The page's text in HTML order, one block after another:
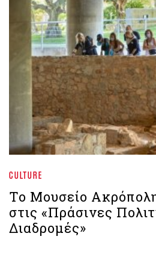
CULTURE
Το Μουσείο
στις «Πράσινες
Διαδρομές»